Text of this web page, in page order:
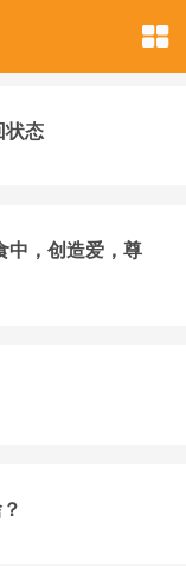
状态
中，创造爱，尊